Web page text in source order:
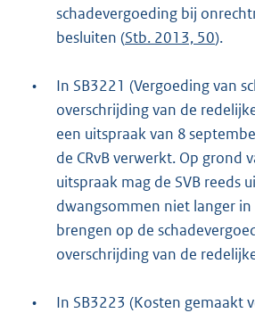
schadevergoeding bij
besluiten (Stb. 2013, 50).
•
In SB3221 (Vergoeding van
overschrijding van de
een uitspraak van 8
de CRvB verwerkt. Op grond
uitspraak mag de SVB reeds
dwangsommen niet langer
brengen op de
overschrijding van de
•
In SB3223 (Kosten gemaakt